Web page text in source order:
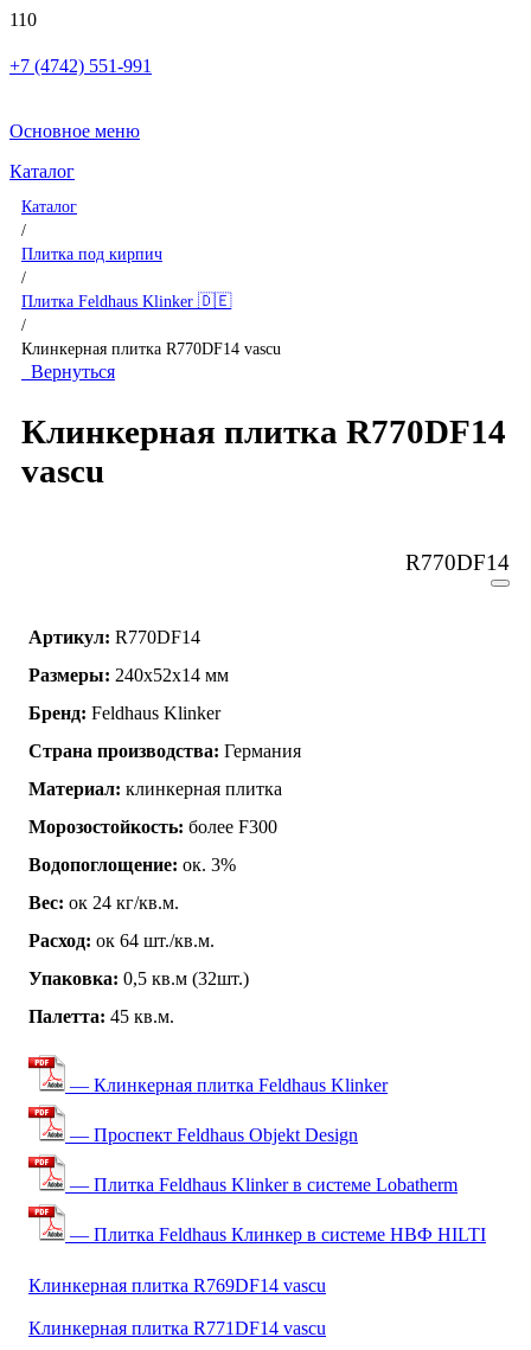
+7 (4742) 551-991
Основное меню
Каталог
Каталог
/
Плитка под кирпич
/
Плитка Feldhaus Klinker 🇩🇪
/
Клинкерная плитка R770DF14 vascu
Вернуться
Клинкерная плитка R770DF14
vascu
R770DF14
Артикул: R770DF14
Размеры: 240x52x14 мм
Бренд: Feldhaus Klinker
Страна производства: Германия
Материал: клинкерная плитка
Морозостойкость: более F300
Водопоглощение: ок. 3%
Вес: ок 24 кг/кв.м.
Расход: ок 64 шт./кв.м.
Упаковка: 0,5 кв.м (32шт.)
Палетта: 45 кв.м.
— Клинкерная плитка Feldhaus Klinker
— Проспект Feldhaus Objekt Design
— Плитка Feldhaus Klinker в системе Lobatherm
— Плитка Feldhaus Клинкер в системе НВФ HILTI
Клинкерная плитка R769DF14 vascu
Клинкерная плитка R771DF14 vascu